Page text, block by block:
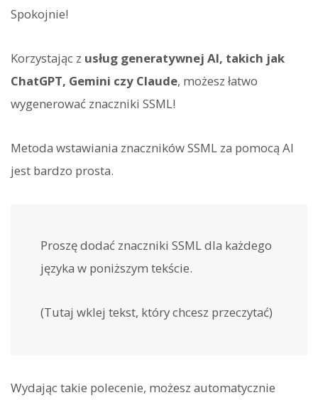
Spokojnie!
Korzystając z usług generatywnej AI, takich jak
ChatGPT, Gemini czy Claude, możesz łatwo
wygenerować znaczniki SSML!
Metoda wstawiania znaczników SSML za pomocą AI
jest bardzo prosta.
Proszę dodać znaczniki SSML dla każdego
języka w poniższym tekście.
(Tutaj wklej tekst, który chcesz przeczytać)
Wydając takie polecenie, możesz automatycznie